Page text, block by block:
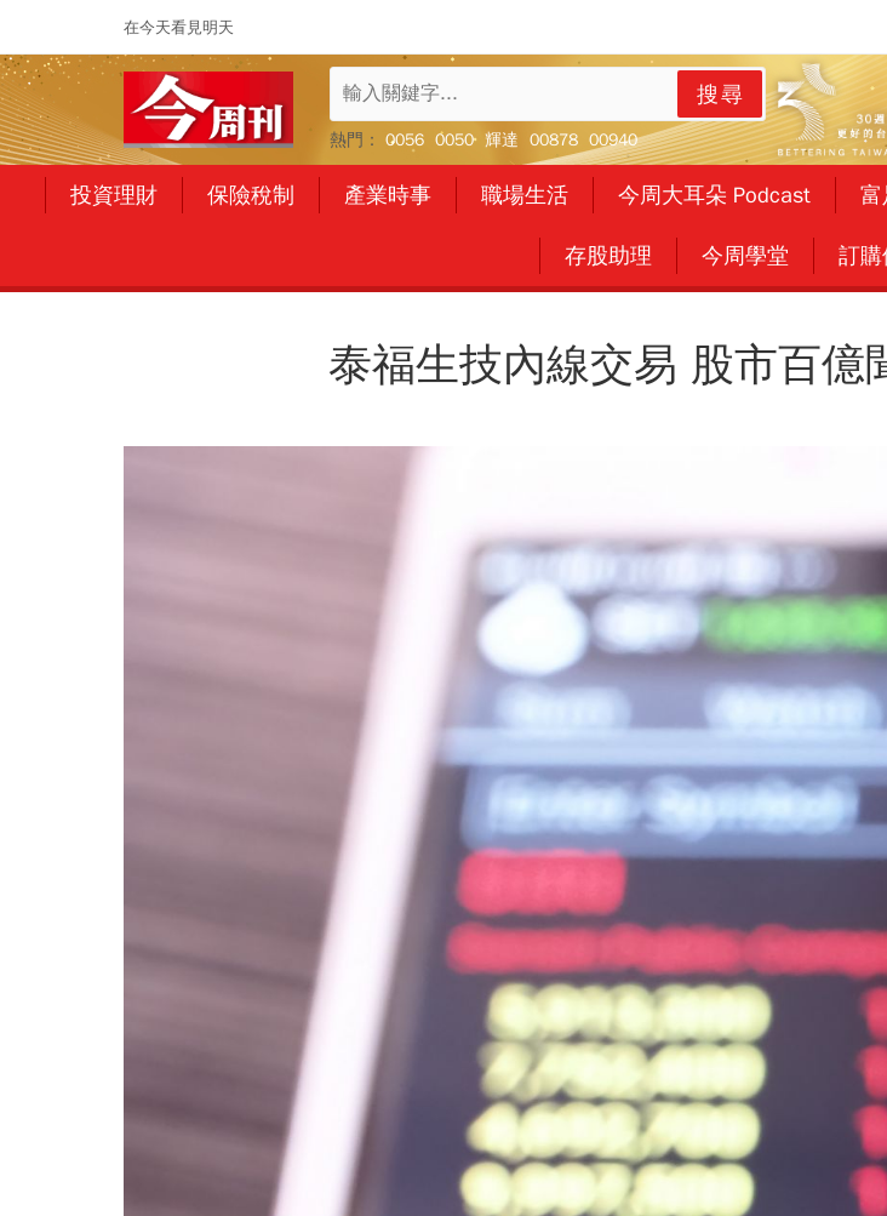
在今天看見明天
搜尋
熱門： 0056 0050 輝達 00878 00940
投資理財 保險稅制 產業時事 職場生活 今周大耳朵 Podcast 富
存股助理 今周學堂 訂
泰福生技內線交易 股市百億